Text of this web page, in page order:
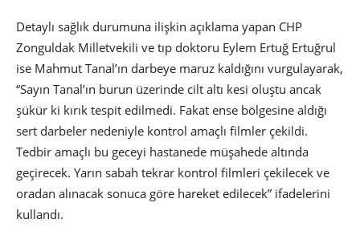
Detaylı sağlık durumuna ilişkin açıklama yapan CHP
Zonguldak Milletvekili ve tıp doktoru Eylem Ertuğ Ertuğrul
ise Mahmut Tanal’ın darbeye maruz kaldığını vurgulayarak,
“Sayın Tanal’ın burun üzerinde cilt altı kesi oluştu ancak
şükür ki kırık tespit edilmedi. Fakat ense bölgesine aldığı
sert darbeler nedeniyle kontrol amaçlı filmler çekildi.
Tedbir amaçlı bu geceyi hastanede müşahede altında
geçirecek. Yarın sabah tekrar kontrol filmleri çekilecek ve
oradan alınacak sonuca göre hareket edilecek” ifadelerini
kullandı.